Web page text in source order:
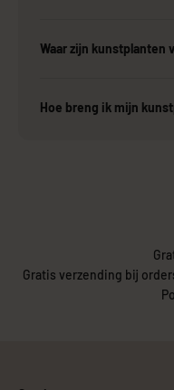
Waar zijn kunstplanten
Hoe breng ik mijn
Gratis verzending bij